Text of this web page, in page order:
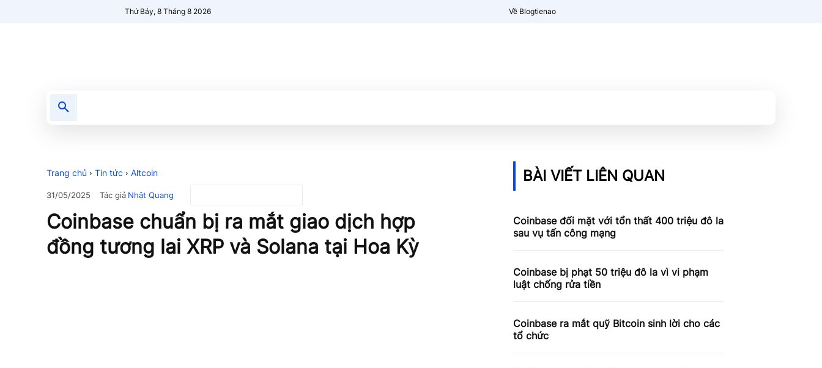
Thứ Bảy, 8 Tháng 8 2026 Về Blogtienao
Trang chủ Tin tức Altcoin
31/05/2025 Tác giả Nhật Quang
Coinbase chuẩn bị ra mắt giao dịch hợp
đồng tương lai XRP và Solana tại Hoa Kỳ
BÀI VIẾT LIÊN QUAN
Coinbase đối mặt với tổn thất 400 triệu đô la
sau vụ tấn công mạng
Coinbase bị phạt 50 triệu đô la vì vi phạm
luật chống rửa tiền
Coinbase ra mắt quỹ Bitcoin sinh lời cho các
tổ chức